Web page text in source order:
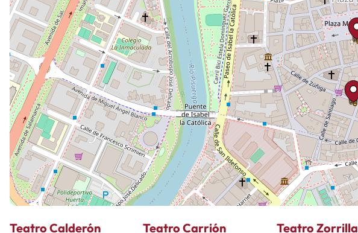
Teatro Calderón
Teatro Carrión
Teatro Zorrilla